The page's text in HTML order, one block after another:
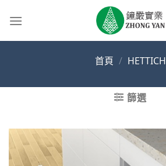
首頁 / HETTICH
篩選